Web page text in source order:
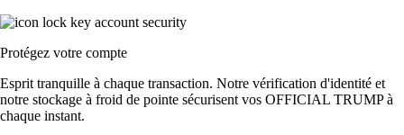
Protégez votre compte
Esprit tranquille à chaque transaction. Notre vérification d'identité et
notre stockage à froid de pointe sécurisent vos OFFICIAL TRUMP à
chaque instant.